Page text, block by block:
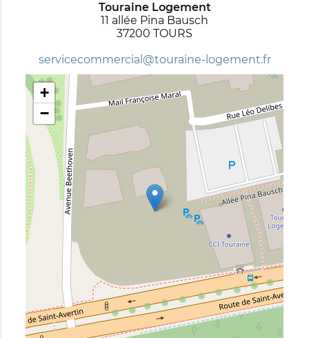
Touraine Logement
11 allée Pina Bausch
37200 TOURS
servicecommercial@touraine-logement.fr
+
−